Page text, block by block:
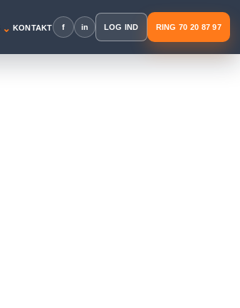
⌄ KONTAKT f in LOG IND RING 70 20 87 97